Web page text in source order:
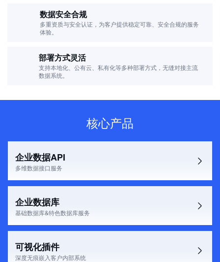
数据安全合规
多重资质与安全认证，为客户提供稳定可靠、安全合规的服务
体验。
部署方式灵活
支持本地化、公有云、私有化等多种部署方式，无缝对接主流
数据系统。
核心产品
企业数据API
多维数据接口服务
企业数据库
基础数据库&特色数据库服务
可视化插件
深度无痕嵌入客户内部系统